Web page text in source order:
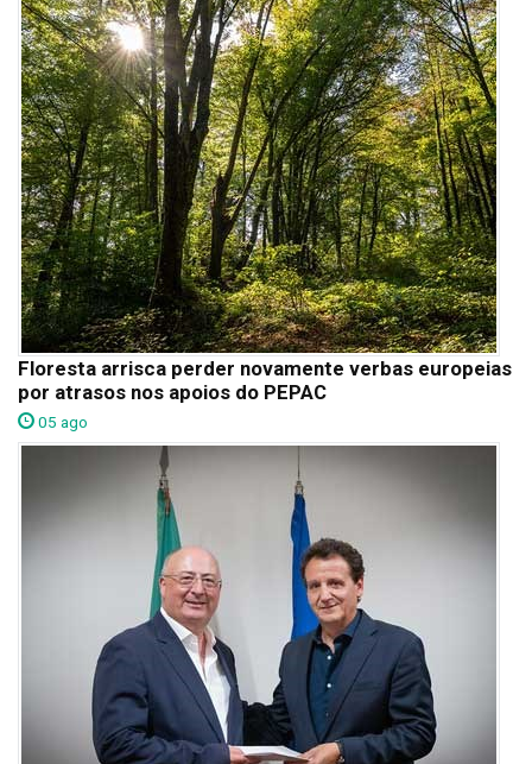
Floresta arrisca perder novamente verbas europeias
por atrasos nos apoios do PEPAC
05 ago